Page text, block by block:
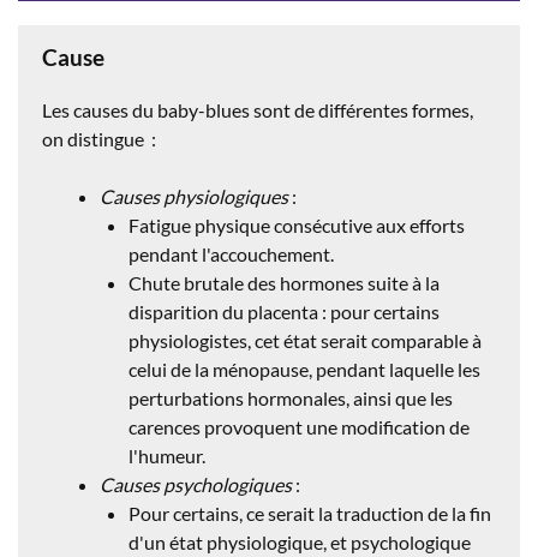
Cause
Les causes du baby-blues sont de différentes formes,
on distingue :
Causes physiologiques:
Fatigue physique consécutive aux efforts
pendant l'accouchement.
Chute brutale des hormones suite à la
disparition du placenta : pour certains
physiologistes, cet état serait comparable à
celui de la ménopause, pendant laquelle les
perturbations hormonales, ainsi que les
carences provoquent une modification de
l'humeur.
Causes psychologiques:
Pour certains, ce serait la traduction de la fin
d'un état physiologique, et psychologique